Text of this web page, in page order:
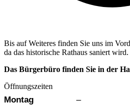
Bis auf Weiteres finden Sie uns im
da das historische Rathaus saniert wird.
Das Bürgerbüro finden Sie in der
Öffnungszeiten
Wochentag Vormittag
Montag –